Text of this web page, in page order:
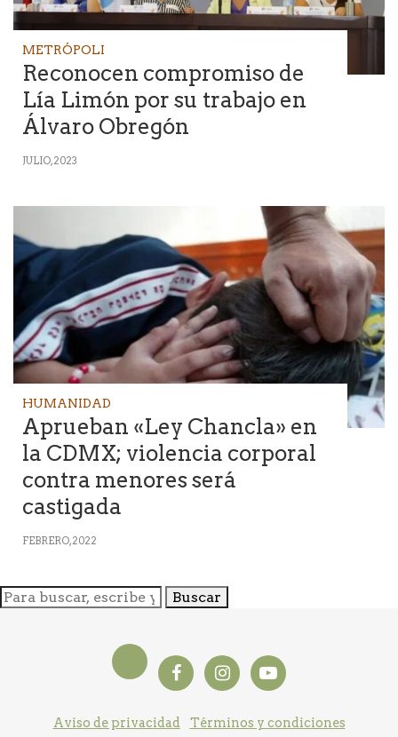
METRÓPOLI
Reconocen compromiso de
Lía Limón por su trabajo en
Álvaro Obregón
JULIO, 2023
HUMANIDAD
Aprueban «Ley Chancla» en
la CDMX; violencia corporal
contra menores será
castigada
FEBRERO, 2022
Buscar
Aviso de privacidad Términos y condiciones